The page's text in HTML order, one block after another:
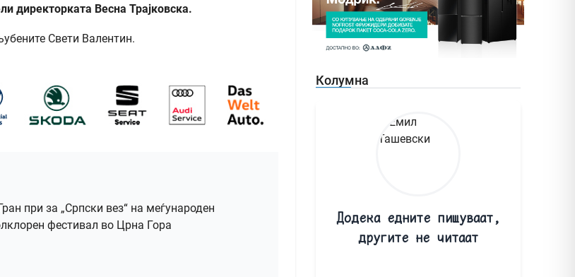
директорката Весна Трајковска.
Свети Валентин.
Колумна
Додека едните пишуваат,
другите не читаат